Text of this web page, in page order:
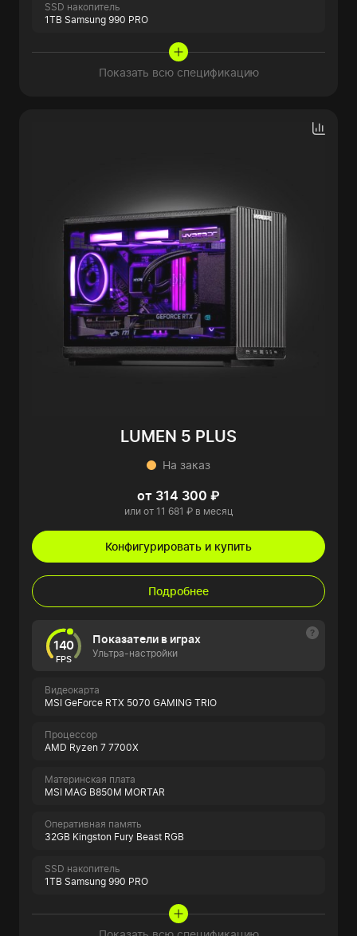
SSD накопитель
1TB Samsung 990 PRO
Показать всю спецификацию
LUMEN 5 PLUS
На заказ
от 314 300 ₽
или от 11 681 ₽ в месяц
Конфигурировать и купить
Подробнее
140
FPS
Показатели в играх
Ультра-настройки
Видеокарта
MSI GeForce RTX 5070 GAMING TRIO
Процессор
AMD Ryzen 7 7700X
Материнская плата
MSI MAG B850M MORTAR
Оперативная память
32GB Kingston Fury Beast RGB
SSD накопитель
1TB Samsung 990 PRO